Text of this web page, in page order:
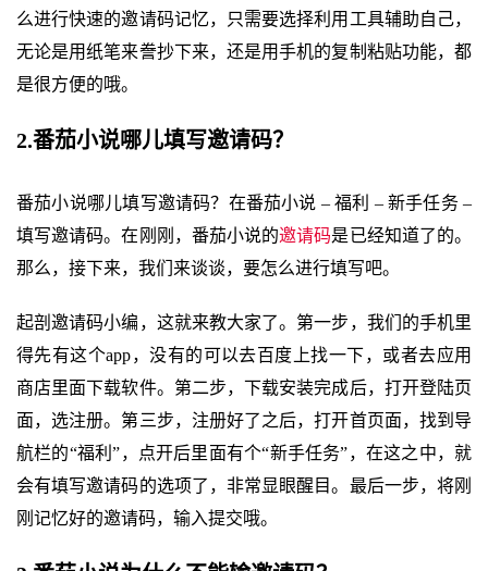
么进行快速的邀请码记忆，只需要选择利用工具辅助自己，
无论是用纸笔来誊抄下来，还是用手机的复制粘贴功能，都
是很方便的哦。
2.番茄小说哪儿填写邀请码？
番茄小说哪儿填写邀请码？在番茄小说 – 福利 – 新手任务 –
填写邀请码。在刚刚，番茄小说的邀请码是已经知道了的。
那么，接下来，我们来谈谈，要怎么进行填写吧。
起剖邀请码小编，这就来教大家了。第一步，我们的手机里
得先有这个app，没有的可以去百度上找一下，或者去应用
商店里面下载软件。第二步，下载安装完成后，打开登陆页
面，选注册。第三步，注册好了之后，打开首页面，找到导
航栏的“福利”，点开后里面有个“新手任务”，在这之中，就
会有填写邀请码的选项了，非常显眼醒目。最后一步，将刚
刚记忆好的邀请码，输入提交哦。